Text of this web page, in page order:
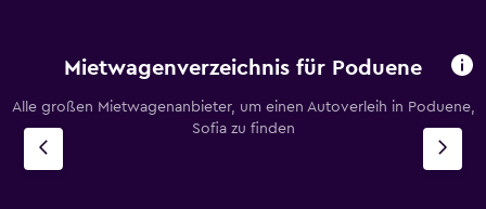
Mietwagenverzeichnis für Poduene
Alle großen Mietwagenanbieter, um einen Autoverleih in Poduene,
Sofia zu finden